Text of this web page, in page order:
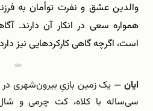
والدین عشق و نفرت توأمان به
همواره سعی در انکار آن دارند.
است، اگرچه گاهی کارکردهایی نیز
ایان — یک زمین بازیِ بیرون‌شهری
سی‌ساله با کلاه، کت چرمی و